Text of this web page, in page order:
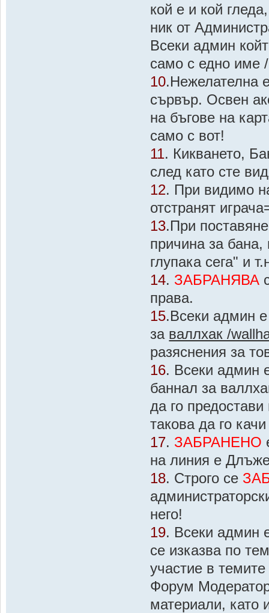
кой е и кой
ник от
Всеки админ
само с едно име
10.Нежелателна
сървър. Освен
на бъгове на
само с вот!
11. Кикването,
след като сте
12. При видимо
отстранят
13.При
причина за бана,
глупака сега" и
14. ЗАБРАНЯВА
права.
15.Всеки админ
за валлхак /
разяснения за
16. Всеки админ
баннал за
да го
такова да го
17. ЗАБРАНЕНО
на линия е
18. Строго се
него!
19. Всеки админ
се изказва по
участие в
Форум Модератор
материали, като